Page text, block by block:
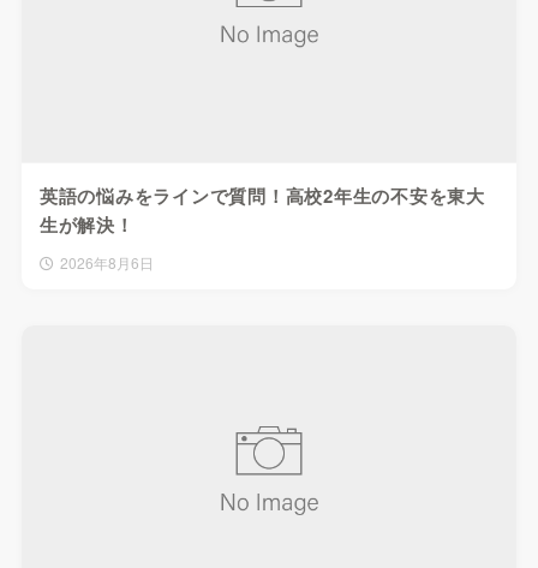
英語の悩みをラインで質問！高校2年生の不安を東大
生が解決！
2026年8月6日